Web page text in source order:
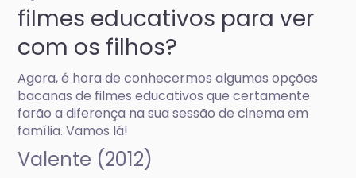
filmes educativos para ver
com os filhos?
Agora, é hora de conhecermos algumas opções
bacanas de filmes educativos que certamente
farão a diferença na sua sessão de cinema em
família. Vamos lá!
Valente (2012)